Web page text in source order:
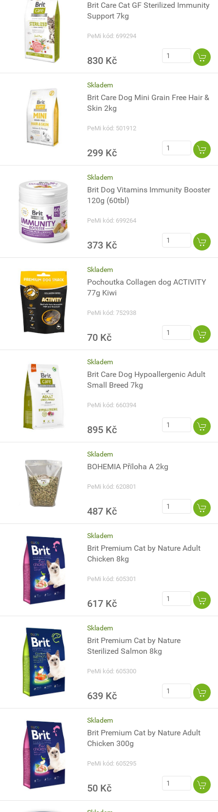
Brit Care Cat GF Sterilized Immunity
Support 7kg
PeMi kód: 699294
830 Kč
Skladem
Brit Care Dog Mini Grain Free Hair &
Skin 2kg
PeMi kód: 501912
299 Kč
Skladem
Brit Dog Vitamins Immunity Booster
120g (60tbl)
PeMi kód: 699264
373 Kč
Skladem
Pochoutka Collagen dog ACTIVITY
77g Kiwi
PeMi kód: 752938
70 Kč
Skladem
Brit Care Dog Hypoallergenic Adult
Small Breed 7kg
PeMi kód: 660394
895 Kč
Skladem
BOHEMIA Příloha A 2kg
PeMi kód: 620801
487 Kč
Skladem
Brit Premium Cat by Nature Adult
Chicken 8kg
PeMi kód: 605301
617 Kč
Skladem
Brit Premium Cat by Nature
Sterilized Salmon 8kg
PeMi kód: 605300
639 Kč
Skladem
Brit Premium Cat by Nature Adult
Chicken 300g
PeMi kód: 605295
50 Kč